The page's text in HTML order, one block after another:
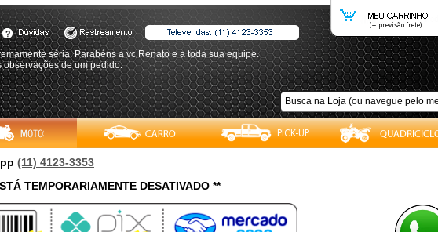
séria. Parabéns a vc Renato e a toda sua equipe.
observações de um pedido.
(11) 4123-3353
TEMPORARIAMENTE DESATIVADO **